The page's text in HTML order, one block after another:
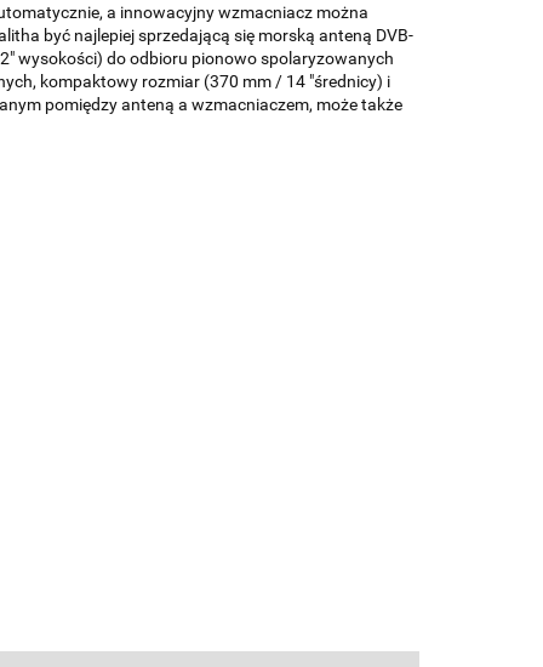
a innowacyjny wzmacniacz można
być najlepiej sprzedającą się morską anteną DVB-
wysokości) do odbioru pionowo spolaryzowanych
kompaktowy rozmiar (370 mm / 14 "średnicy) i
pomiędzy anteną a wzmacniaczem, może także